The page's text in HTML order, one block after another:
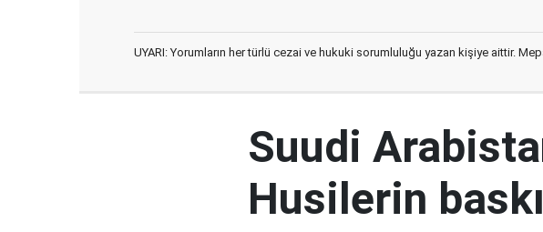
UYARI: Yorumların her türlü cezai ve hukuki sorumluluğu yazan kişiye aittir.
Suudi
Husilerin